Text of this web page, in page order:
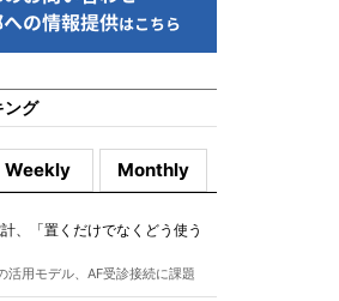
ング
Weekly Monthly
、「置くだけでなくどう使う
活用モデル、AF受診接続に課題